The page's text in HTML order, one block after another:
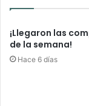
¡Llegaron las
de la semana!
Hace 6 días